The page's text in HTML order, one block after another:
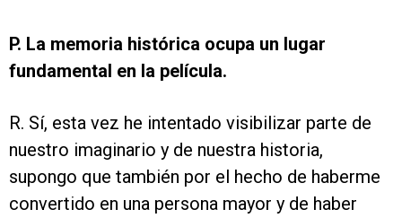
P. La memoria histórica ocupa un lugar
fundamental en la película.
R. Sí, esta vez he intentado visibilizar parte de
nuestro imaginario y de nuestra historia,
supongo que también por el hecho de haberme
convertido en una persona mayor y de haber